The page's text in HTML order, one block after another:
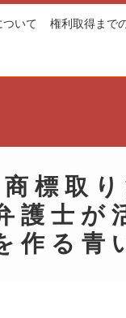
ついて 権利取得まで
標取
士が
る青